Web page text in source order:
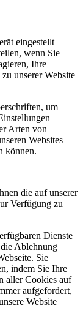
eingestellt
wenn Sie
Ihre
unserer Website
um
Arten von
Websites
können.
die auf unserer
Verfügung zu
Dienste
Ablehnung
Sie
indem Sie Ihre
aller Cookies auf
aufgefordert,
Website